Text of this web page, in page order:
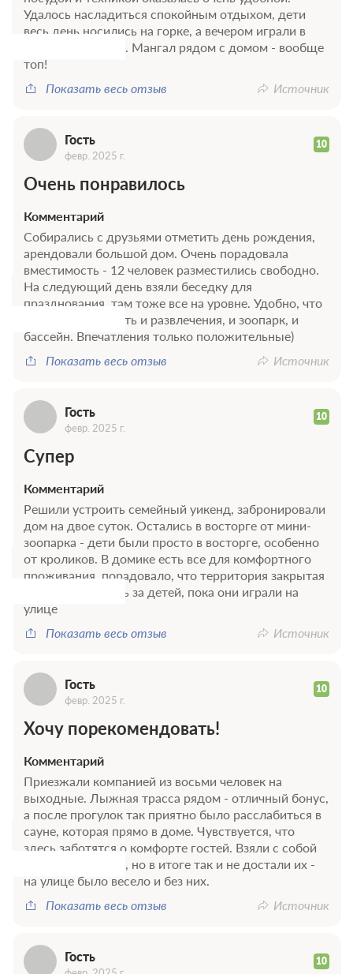
Удалось насладиться спокойным отдыхом, дети
весь день носились на горке, а вечером играли в
настольные игры. Мангал рядом с домом - вообще
топ!
Показать весь отзыв
Источник
Гость 10
февр. 2025 г.
Очень понравилось
Комментарий
Собирались с друзьями отметить день рождения,
арендовали большой дом. Очень порадовала
вместимость - 12 человек разместились свободно.
На следующий день взяли беседку для
празднования, там тоже все на уровне. Удобно, что
на территории есть и развлечения, и зоопарк, и
бассейн. Впечатления только положительные)
Показать весь отзыв
Источник
Гость 10
февр. 2025 г.
Супер
Комментарий
Решили устроить семейный уикенд, забронировали
дом на двое суток. Остались в восторге от мини-
зоопарка - дети были просто в восторге, особенно
от кроликов. В домике есть все для комфортного
проживания, порадовало, что территория закрытая
- не беспокоились за детей, пока они играли на
улице
Показать весь отзыв
Источник
Гость 10
февр. 2025 г.
Хочу порекомендовать!
Комментарий
Приезжали компанией из восьми человек на
выходные. Лыжная трасса рядом - отличный бонус,
а после прогулок так приятно было расслабиться в
сауне, которая прямо в доме. Чувствуется, что
здесь заботятся о комфорте гостей. Взяли с собой
настольные игры, но в итоге так и не достали их -
на улице было весело и без них.
Показать весь отзыв
Источник
Гость 10